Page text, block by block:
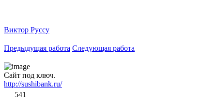
Виктор Руссу
Предыдущая работа Следующая работа
Сайт под ключ.
http://sushibank.ru/
541